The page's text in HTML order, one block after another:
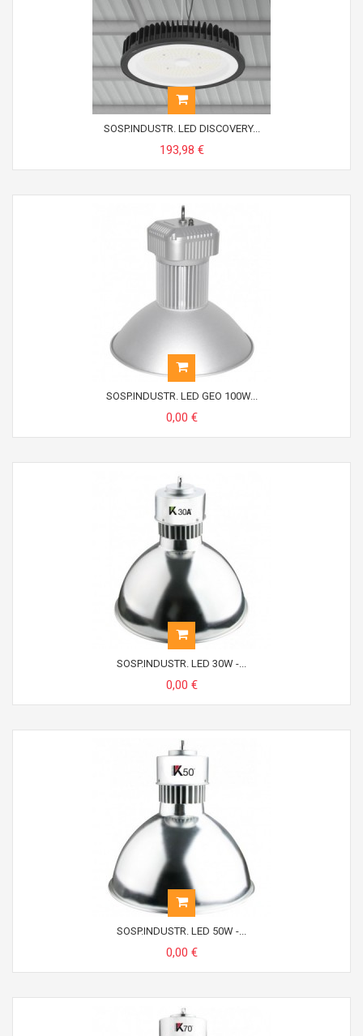
SOSP.INDUSTR. LED DISCOVERY...
193,98 €
SOSP.INDUSTR. LED GEO 100W...
0,00 €
SOSP.INDUSTR. LED 30W -...
0,00 €
SOSP.INDUSTR. LED 50W -...
0,00 €